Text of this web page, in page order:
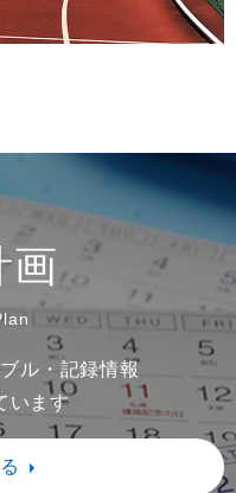
山城地方陸上競
違い等につきまし
りご連絡くださ
ては5月23日まで
ようにお願いいた
上競技大会の
行いました。本年
なります。必要な
画
ル・記録情報
います